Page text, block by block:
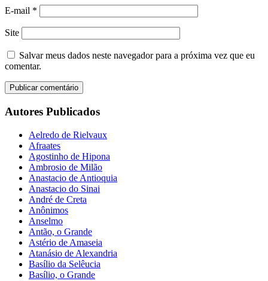
E-mail *
Site
Salvar meus dados neste navegador para a próxima vez que eu
comentar.
Autores Publicados
Aelredo de Rielvaux
Afraates
Agostinho de Hipona
Ambrosio de Milão
Anastacio de Antioquia
Anastacio do Sinai
André de Creta
Anônimos
Anselmo
Antão, o Grande
Astério de Amaseia
Atanásio de Alexandria
Basílio da Selêucia
Basílio, o Grande